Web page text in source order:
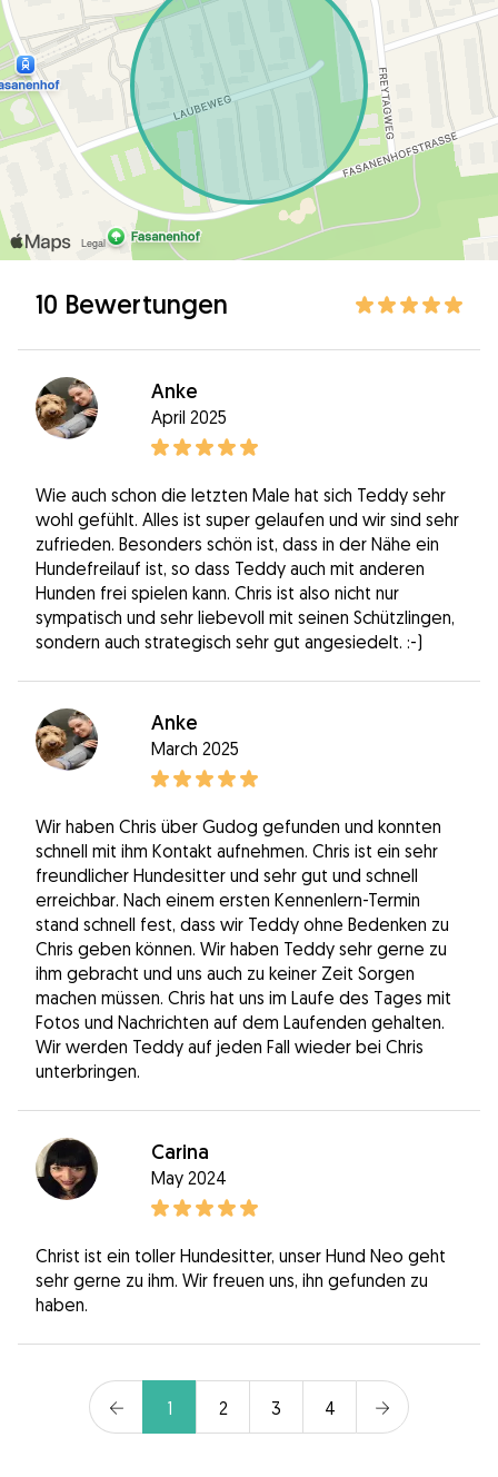
10 Bewertungen
Anke
April 2025
Wie auch schon die letzten Male hat sich Teddy sehr
wohl gefühlt. Alles ist super gelaufen und wir sind sehr
zufrieden. Besonders schön ist, dass in der Nähe ein
Hundefreilauf ist, so dass Teddy auch mit anderen
Hunden frei spielen kann. Chris ist also nicht nur
sympatisch und sehr liebevoll mit seinen Schützlingen,
sondern auch strategisch sehr gut angesiedelt. :-)
Anke
March 2025
Wir haben Chris über Gudog gefunden und konnten
schnell mit ihm Kontakt aufnehmen. Chris ist ein sehr
freundlicher Hundesitter und sehr gut und schnell
erreichbar. Nach einem ersten Kennenlern-Termin
stand schnell fest, dass wir Teddy ohne Bedenken zu
Chris geben können. Wir haben Teddy sehr gerne zu
ihm gebracht und uns auch zu keiner Zeit Sorgen
machen müssen. Chris hat uns im Laufe des Tages mit
Fotos und Nachrichten auf dem Laufenden gehalten.
Wir werden Teddy auf jeden Fall wieder bei Chris
unterbringen.
Carina
May 2024
Christ ist ein toller Hundesitter, unser Hund Neo geht
sehr gerne zu ihm. Wir freuen uns, ihn gefunden zu
haben.
1 2 3 4